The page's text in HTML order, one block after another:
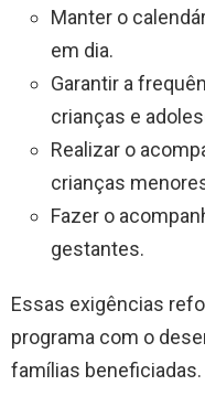
Manter o
em dia.
Garantir a
crianças e
Realizar o
crianças
Fazer o
gestantes.
Essas exigências
programa com o
famílias beneficiadas.